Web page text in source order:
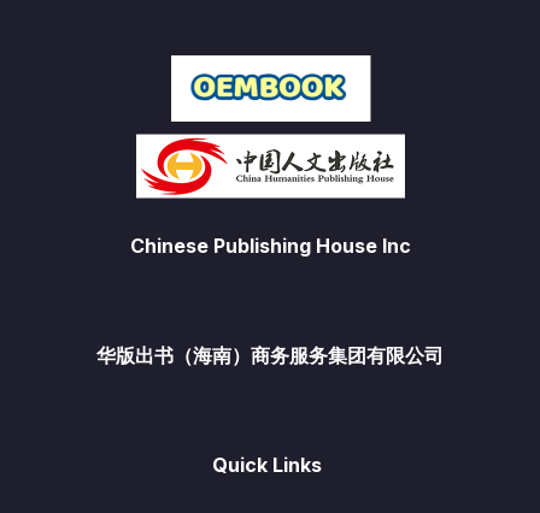
Chinese Publishing House Inc
华版出书（海南）商务服务集团有限公司
Quick Links